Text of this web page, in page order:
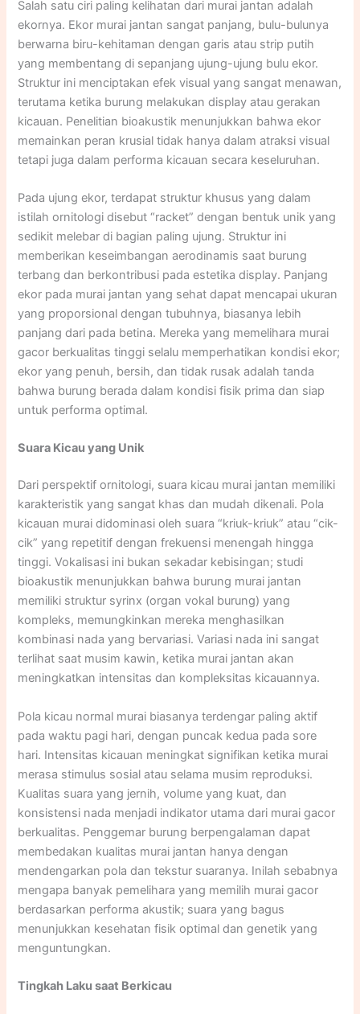
Salah satu ciri paling kelihatan dari murai jantan adalah
ekornya. Ekor murai jantan sangat panjang, bulu-bulunya
berwarna biru-kehitaman dengan garis atau strip putih
yang membentang di sepanjang ujung-ujung bulu ekor.
Struktur ini menciptakan efek visual yang sangat menawan,
terutama ketika burung melakukan display atau gerakan
kicauan. Penelitian bioakustik menunjukkan bahwa ekor
memainkan peran krusial tidak hanya dalam atraksi visual
tetapi juga dalam performa kicauan secara keseluruhan.​
Pada ujung ekor, terdapat struktur khusus yang dalam
istilah ornitologi disebut “racket” dengan bentuk unik yang
sedikit melebar di bagian paling ujung. Struktur ini
memberikan keseimbangan aerodinamis saat burung
terbang dan berkontribusi pada estetika display. Panjang
ekor pada murai jantan yang sehat dapat mencapai ukuran
yang proporsional dengan tubuhnya, biasanya lebih
panjang dari pada betina. Mereka yang memelihara murai
gacor berkualitas tinggi selalu memperhatikan kondisi ekor;
ekor yang penuh, bersih, dan tidak rusak adalah tanda
bahwa burung berada dalam kondisi fisik prima dan siap
untuk performa optimal.
Suara Kicau yang Unik
Dari perspektif ornitologi, suara kicau murai jantan memiliki
karakteristik yang sangat khas dan mudah dikenali. Pola
kicauan murai didominasi oleh suara “kriuk-kriuk” atau “cik-
cik” yang repetitif dengan frekuensi menengah hingga
tinggi. Vokalisasi ini bukan sekadar kebisingan; studi
bioakustik menunjukkan bahwa burung murai jantan
memiliki struktur syrinx (organ vokal burung) yang
kompleks, memungkinkan mereka menghasilkan
kombinasi nada yang bervariasi. Variasi nada ini sangat
terlihat saat musim kawin, ketika murai jantan akan
meningkatkan intensitas dan kompleksitas kicauannya.​
Pola kicau normal murai biasanya terdengar paling aktif
pada waktu pagi hari, dengan puncak kedua pada sore
hari. Intensitas kicauan meningkat signifikan ketika murai
merasa stimulus sosial atau selama musim reproduksi.
Kualitas suara yang jernih, volume yang kuat, dan
konsistensi nada menjadi indikator utama dari murai gacor
berkualitas. Penggemar burung berpengalaman dapat
membedakan kualitas murai jantan hanya dengan
mendengarkan pola dan tekstur suaranya. Inilah sebabnya
mengapa banyak pemelihara yang memilih murai gacor
berdasarkan performa akustik; suara yang bagus
menunjukkan kesehatan fisik optimal dan genetik yang
menguntungkan.
Tingkah Laku saat Berkicau